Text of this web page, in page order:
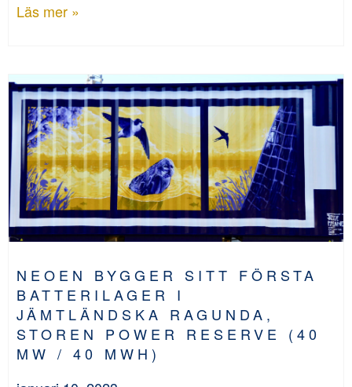
Läs mer »
NEOEN BYGGER SITT FÖRSTA
BATTERILAGER I
JÄMTLÄNDSKA RAGUNDA,
STOREN POWER RESERVE (40
MW / 40 MWH)